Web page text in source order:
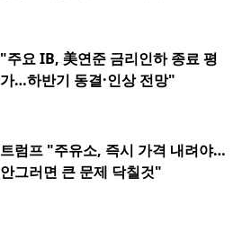
"주요 IB, 美연준 금리인하 종료 평
가…하반기 동결·인상 전망"
트럼프 "주유소, 즉시 가격 내려야…
안그러면 큰 문제 닥칠것"